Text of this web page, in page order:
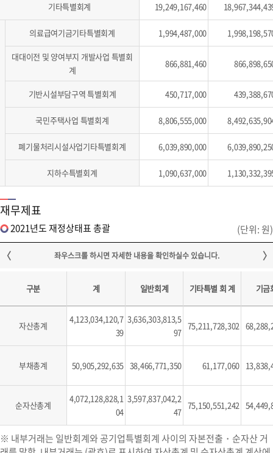
기타특별회계 19,249,167,460
의료급여기금기타특별회계 1,994,487,000
대대이전 및 양여부지 개발사업 특별회
계
866,881,460
기반시설부담구역 특별회계 450,717,000
국민주택사업 특별회계 8,806,555,000
폐기물처리시설사업기타특별회계 6,039,890,000
지하수특별회계 1,090,637,000
재무제표
2021년도 재정상태표 총괄 (단위: 원)
구분 계 일반회계 기타특별 회 계 기금
자산총계
4,123,034,120,7
39
3,636,303,813,5
97
75,211,728,302
부채총계 50,905,292,635 38,466,771,350 61,177,060
순자산총계
4,072,128,828,1
04
3,597,837,042,2
47
75,150,551,242
※ 내부거래는 일반회계와 공기업특별회계 사이의 자본전출・순자산 거